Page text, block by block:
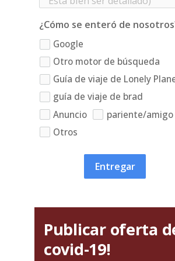
¿Cómo se enteró de
Google
Otro motor de búsqueda
Guía de viaje de Lonely
guía de viaje de brad
Anuncio
pariente/amigo
Otros
Entregar
Publicar oferta
covid-19!